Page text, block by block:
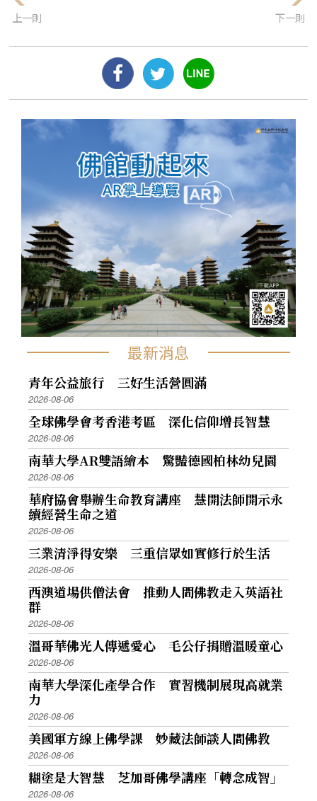
上一則 下一則
最新消息
青年公益旅行 三好生活營圓滿
2026-08-06
全球佛學會考香港考區 深化信仰增長智慧
2026-08-06
南華大學AR雙語繪本 驚豔德國柏林幼兒園
2026-08-06
華府協會舉辦生命教育講座 慧開法師開示永
續經營生命之道
2026-08-06
三業清淨得安樂 三重信眾如實修行於生活
2026-08-06
西澳道場供僧法會 推動人間佛教走入英語社
群
2026-08-06
溫哥華佛光人傳遞愛心 毛公仔捐贈溫暖童心
2026-08-06
南華大學深化產學合作 實習機制展現高就業
力
2026-08-06
美國軍方線上佛學課 妙藏法師談人間佛教
2026-08-06
糊塗是大智慧 芝加哥佛學講座「轉念成智」
2026-08-06